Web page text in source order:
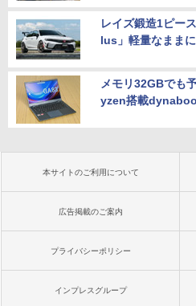
レイズ鍛造1ピー
lus」軽量なまま
メモリ32GBでも
yzen搭載
本サイトのご利用について
広告掲載のご案内
プライバシーポリシー
インプレスグループ